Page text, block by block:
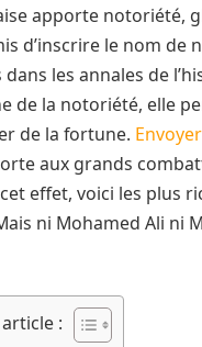
apporte notoriété,
d’inscrire le nom de
les annales de
de la notoriété, elle
de la fortune.
aux grands
effet, voici les plus
ni Mohamed Ali ni
: